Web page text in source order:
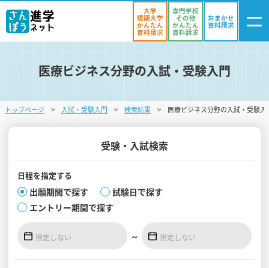
ログイン
気になる
学校を探す
オープンキャンパスを探す
入試・受験入門
大学
短期大学
かんたん
資料請求
専門学校
その他
かんたん
資料請求
おまかせ
資料請求
医療ビジネス分野の入試・受験入門
トップページ 入試・受験入門 検索結果 医療ビジネス分野の入試・受験入
受験・入試検索
日程を指定する
出願期間で探す
試験日で探す
エントリー期間で探す
～